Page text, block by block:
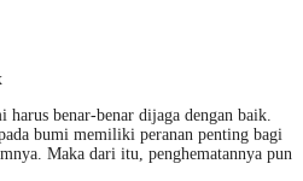
benar-benar dijaga dengan baik.
bumi memiliki peranan penting bagi
Maka dari itu, penghematannya pun